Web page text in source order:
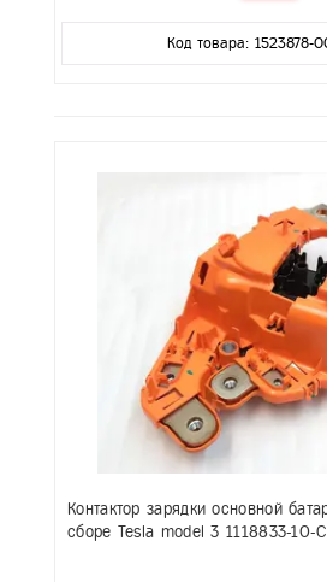
Код товара: 1523878-
Контактор зарядки основной
сборе Tesla model 3 1118833-10-C